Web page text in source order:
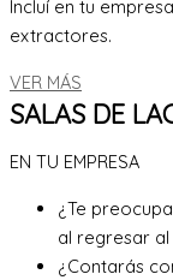
Incluí en tu
extractores.
VER MÁS
SALAS DE
EN TU EMPRESA
¿Te
al regresar
¿Contarás